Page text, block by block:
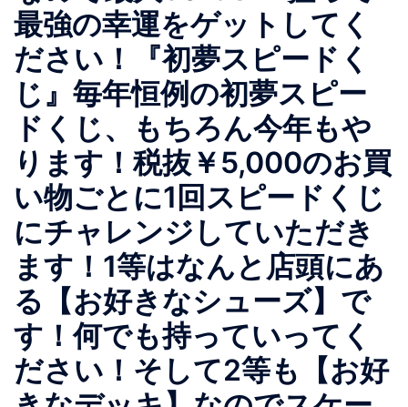
最強の幸運をゲットしてく
ださい！『初夢スピードく
じ』毎年恒例の初夢スピー
ドくじ、もちろん今年もや
ります！税抜￥5,000のお買
い物ごとに1回スピードくじ
にチャレンジしていただき
ます！1等はなんと店頭にあ
る【お好きなシューズ】で
す！何でも持っていってく
ださい！そして2等も【お好